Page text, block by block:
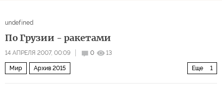
undefined
По Грузии - ракетами
14 АПРЕЛЯ 2007, 00:09 0 13
Еще 1
Мир Архив 2015